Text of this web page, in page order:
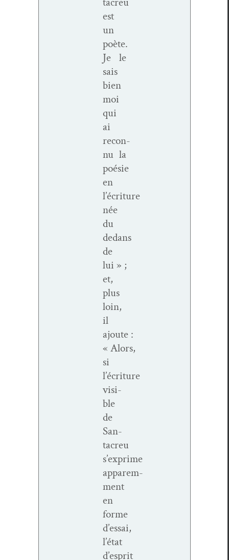
est
un
poète.
Je le
sais
bien
moi
qui
ai
recon­
nu la
poésie
en
l’écriture
née
du
dedans
de
lui » ;
et,
plus
loin,
il
ajoute :
« Alors,
si
l’écriture
vis­i­
ble
de
San­
tacreu
s’exprime
apparem­
ment
en
forme
d’essai,
l’état
d’esprit